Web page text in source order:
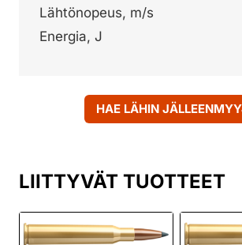
Lähtönopeus, m/s
Energia, J
HAE LÄHIN
LIITTYVÄT TUOTTEET